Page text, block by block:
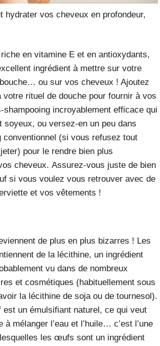
hydrater vos cheveux en profondeur,
riche en vitamine E et en antioxydants,
ingrédient à mettre sur votre
ou sur vos cheveux ! Ajoutez
votre rituel de douche pour fournir à vos
shampooing incroyablement efficace qui
soyeux, ou versez-en un peu dans
conventionnel (si vous refusez tout
pour le rendre bien plus
cheveux. Assurez-vous juste de bien
si vous voulez vous retrouver avec de
et vos vêtements !
de plus en plus bizarres ! Les
de la lécithine, un ingrédient
vu dans de nombreux
et cosmétiques (habituellement sous
la lécithine de soja ou de tournesol).
est un émulsifiant naturel, ce qui veut
à mélanger l’eau et l’huile… c’est l’une
les œufs sont un ingrédient